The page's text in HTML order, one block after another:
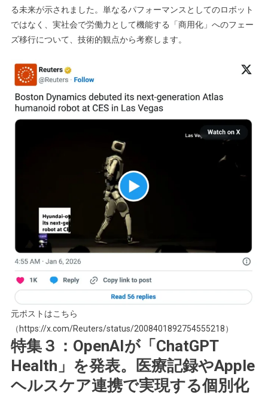
る未来が示されました。単なるパフォーマンスとしてのロボット
ではなく、実社会で労働力として機能する「商用化」へのフェー
ズ移行について、技術的観点から考察します。
元ポストはこちら
（https://x.com/Reuters/status/2008401892754555218）
特集３：OpenAIが「ChatGPT
Health」を発表。医療記録やApple
ヘルスケア連携で実現する個別化